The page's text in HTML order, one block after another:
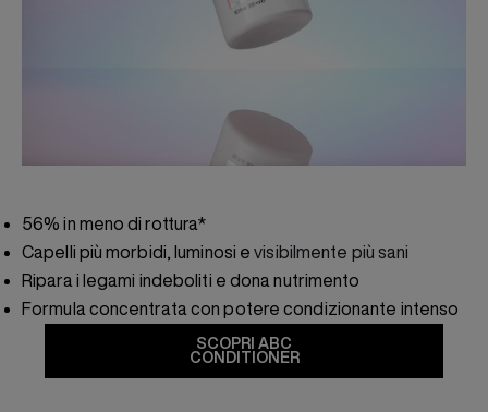
56% in meno di rottura*
Capelli più morbidi, luminosi evisibilmente più sani
Ripara i legami indeboliti e dona nutrimento
Formula concentrata con potere condizionante intenso
SCOPRI ABC
CONDITIONER